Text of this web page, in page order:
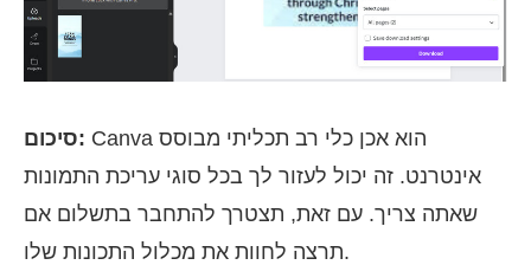
סיכום: Canva הוא אכן כלי רב תכליתי מבוסס
אינטרנט. זה יכול לעזור לך בכל סוגי עריכת התמונות
שאתה צריך. עם זאת, תצטרך להתחבר בתשלום אם
תרצה לחוות את מכלול התכונות שלו.